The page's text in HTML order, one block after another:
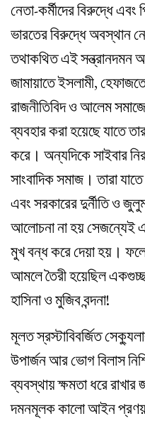
নেতা-কর্মীদের বিরুদ্ধে এবং
ভারতের বিরুদ্ধে অবস্থান
তথাকথিত এই সন্ত্রানদমন
জামায়াতে ইসলামী,
রাজনীতিবিদ ও আলেম
ব্যবহার করা হয়েছে যাতে
করে। অন্যদিকে সাইবার
সাংবাদিক সমাজ। তারা
এবং সরকারের দুর্নীতি ও
আলোচনা না হয় সেজন্যেই
মুখ বন্ধ করে দেয়া হয়।
আমলে তৈরী হয়েছিল একগুচ্ছ
হাসিনা ও মুজিব বন্দনা!
মূলত স্রস্টাবিবর্জিত
উপার্জন আর ভোগ বিলাস
ব্যবস্থায় ক্ষমতা ধরে
দমনমূলক কালো আইন